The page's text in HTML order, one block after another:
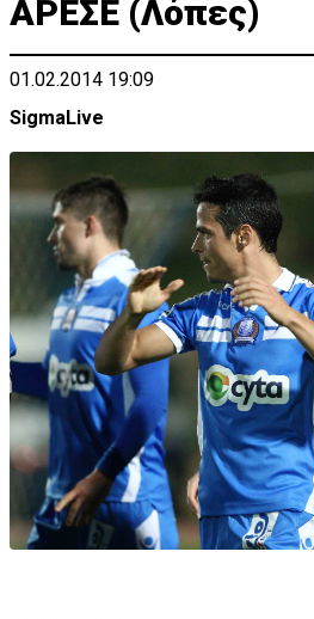
ΑΡΕΣΕ (Λόπες)
01.02.2014 19:09
SigmaLive